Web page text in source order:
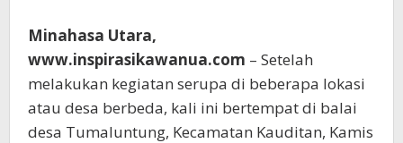
Minahasa Utara,
www.inspirasikawanua.com – Setelah
melakukan kegiatan serupa di beberapa lokasi
atau desa berbeda, kali ini bertempat di balai
desa Tumaluntung, Kecamatan Kauditan, Kamis